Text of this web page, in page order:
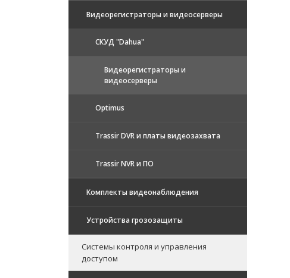
Видеорегистраторы и видеосерверы
CКУД "Dahua"
Видеорегистраторы и
видеосерверы
Optimus
Trassir DVR и платы видеозахвата
Trassir NVR и ПО
Комплекты видеонаблюдения
Устройства грозозащиты
Системы контроля и управления
доступом